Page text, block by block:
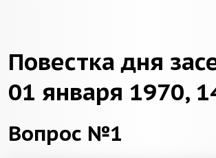
Повестка дня
01 января 1970,
Вопрос №1